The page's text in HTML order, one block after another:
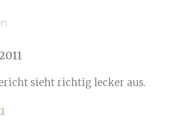
sieht richtig lecker aus.